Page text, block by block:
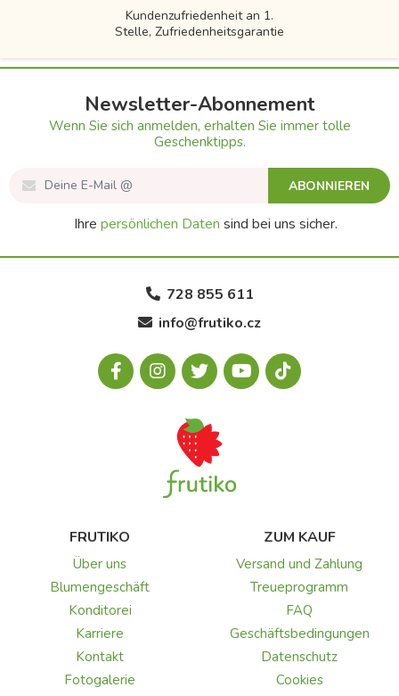
Kundenzufriedenheit an 1.
Stelle, Zufriedenheitsgarantie
Newsletter-Abonnement
Wenn Sie sich anmelden, erhalten Sie immer tolle
Geschenktipps.
ABONNIEREN
Ihre persönlichen Daten sind bei uns sicher.
728 855 611
info@frutiko.cz
FRUTIKO
Über uns
Blumengeschäft
Konditorei
Karriere
Kontakt
Fotogalerie
ZUM KAUF
Versand und Zahlung
Treueprogramm
FAQ
Geschäftsbedingungen
Datenschutz
Cookies